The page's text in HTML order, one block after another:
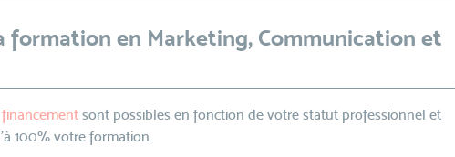
formation en Marketing, Communication et
sont possibles en fonction de votre statut professionnel et
100% votre formation.